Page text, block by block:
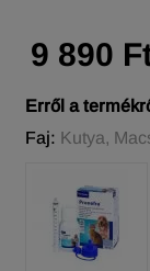
9 890
Erről a
Faj: Kutya,